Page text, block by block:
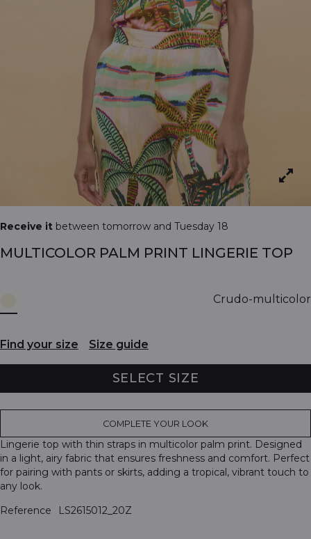
Receive it between tomorrow and Tuesday 18
MULTICOLOR PALM PRINT LINGERIE TOP
Crudo-multicolor
Find your size Size guide
SELECT SIZE
COMPLETE YOUR LOOK
Lingerie top with thin straps in multicolor palm print. Designed
in a light, airy fabric that ensures freshness and comfort. Perfect
for pairing with pants or skirts, adding a tropical, vibrant touch to
any look.
Reference
LS2615012_20Z